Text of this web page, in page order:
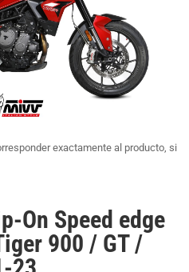
exactamente al producto, si
On Speed edge
900 / GT /